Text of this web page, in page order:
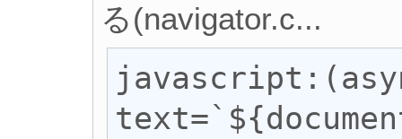
る(navigator.c...